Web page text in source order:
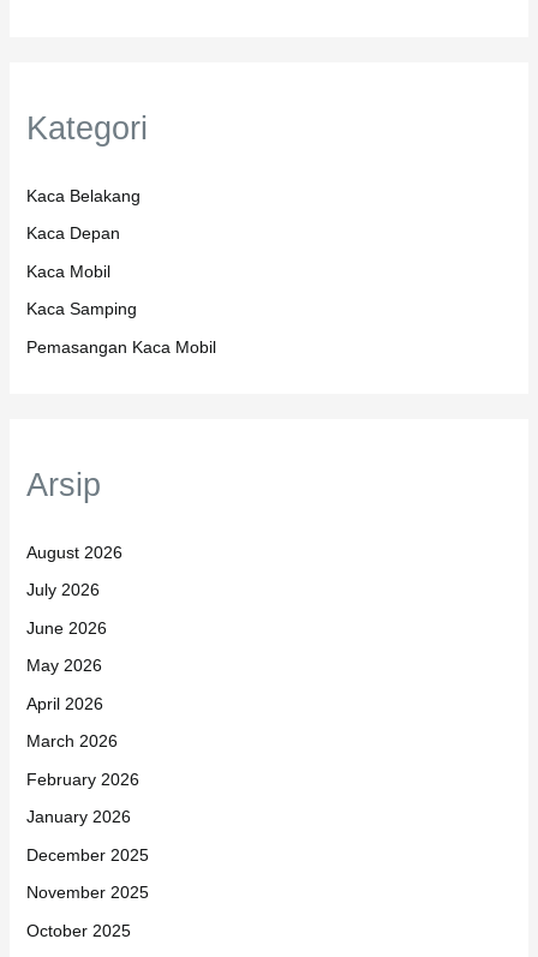
Kategori
Kaca Belakang
Kaca Depan
Kaca Mobil
Kaca Samping
Pemasangan Kaca Mobil
Arsip
August 2026
July 2026
June 2026
May 2026
April 2026
March 2026
February 2026
January 2026
December 2025
November 2025
October 2025